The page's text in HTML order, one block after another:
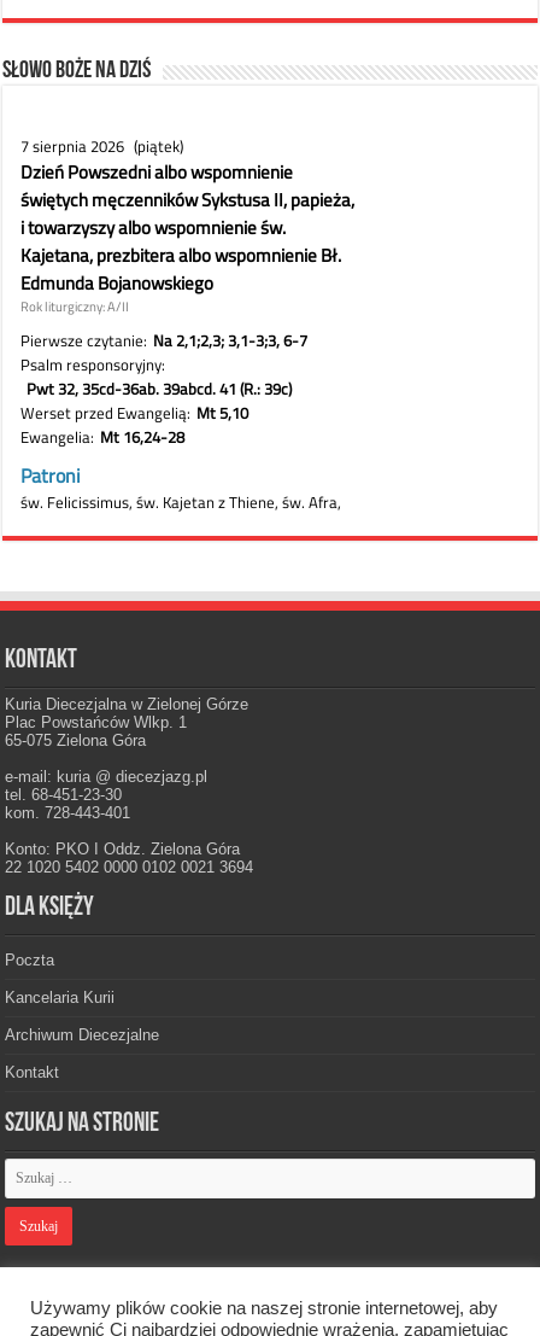
Słowo Boże na dziś
Kontakt
Kuria Diecezjalna w Zielonej Górze
Plac Powstańców Wlkp. 1
65-075 Zielona Góra
e-mail: kuria @ diecezjazg.pl
tel. 68-451-23-30
kom. 728-443-401
Konto: PKO I Oddz. Zielona Góra
22 1020 5402 0000 0102 0021 3694
Dla księży
Poczta
Kancelaria Kurii
Archiwum Diecezjalne
Kontakt
Szukaj na stronie
Używamy plików cookie na naszej stronie internetowej, aby
zapewnić Ci najbardziej odpowiednie wrażenia, zapamiętując